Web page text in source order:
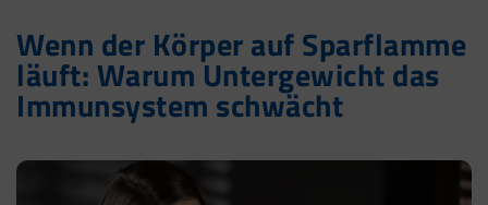
Wenn der Körper auf Sparflamme
läuft: Warum Untergewicht das
Immunsystem schwächt